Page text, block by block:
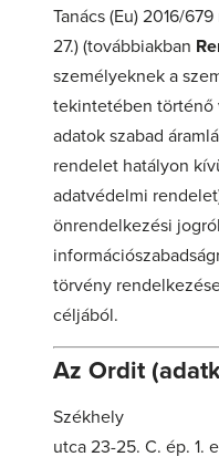
Tanács (Eu) 2016/
27.) (továbbiakban
személyeknek a
tekintetében történő
adatok szabad
rendelet hatályon
adatvédelmi
önrendelkezési
törvény
céljából.
Az Ordit
Székhely
utca 23-25. C. ép. 1.